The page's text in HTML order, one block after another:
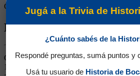
Goles rivales:
Biografía de Julio Bisio
Centrodelantero. Ganó dos títulos
1926). El 08/08/1926 frente a Sportivo
Jugá a la Trivia de
¿Cuánto sabés de la
Respondé preguntas, sumá puntos y
Usá tu usuario de Historia de